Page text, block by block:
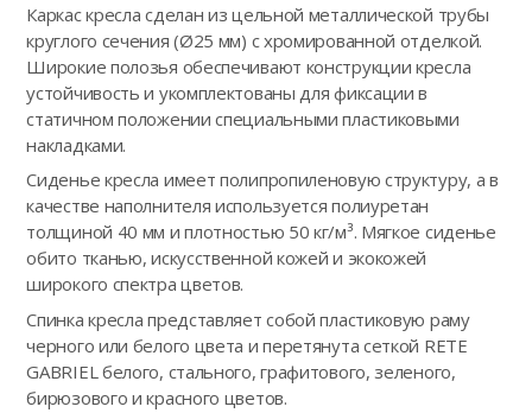
Каркас кресла сделан из цельной металлической трубы
круглого сечения (Ø25 мм) с хромированной отделкой.
Широкие полозья обеспечивают конструкции кресла
устойчивость и укомплектованы для фиксации в
статичном положении специальными пластиковыми
накладками.
Сиденье кресла имеет полипропиленовую структуру, а в
качестве наполнителя используется полиуретан
толщиной 40 мм и плотностью 50 кг/м³. Мягкое сиденье
обито тканью, искусственной кожей и экокожей
широкого спектра цветов.
Спинка кресла представляет собой пластиковую раму
черного или белого цвета и перетянута сеткой RETE
GABRIEL белого, стального, графитового, зеленого,
бирюзового и красного цветов.